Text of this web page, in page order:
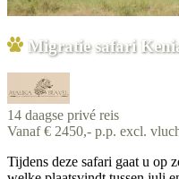
Migratie safari
14 daagse privé reis
Vanaf € 2450,- p.p. excl.
Tijdens deze safari gaat u op